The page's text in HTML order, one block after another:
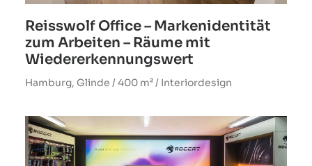
Reisswolf Office – Markenidentität
zum Arbeiten – Räume mit
Wiedererkennungswert
Hamburg, Glinde / 400 m² / Interiordesign